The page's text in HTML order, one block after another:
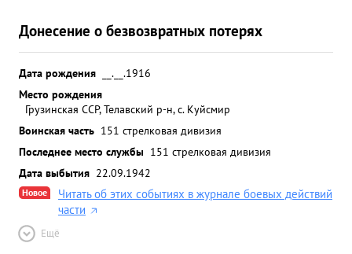
Донесение о безвозвратных потерях
Дата рождения
__.__.1916
Место рождения
Грузинская ССР, Телавский р-н, с. Куйсмир
Воинская часть 151 стрелковая дивизия
Последнее место службы 151 стрелковая дивизия
Дата выбытия 22.09.1942
Новое
Читать об этих событиях в журнале боевых действий
части
Ещё